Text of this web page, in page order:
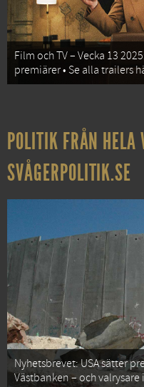
Film och TV – Vecka 13
premiärer • Se alla trailers
POLITIK FRÅN HELA
SVÅGERPOLITIK.SE
Nyhetsbrevet: USA sätter
Västbanken – och valrysare